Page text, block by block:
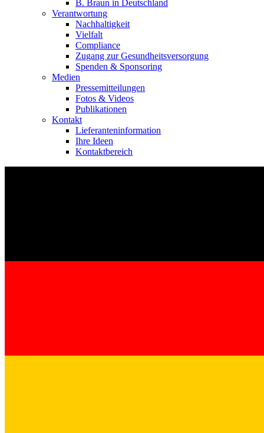
B. Braun in Deutschland
Verantwortung
Nachhaltigkeit
Vielfalt
Compliance
Zugang zur Gesundheitsversorgung
Spenden & Sponsoring
Medien
Pressemitteilungen
Fotos & Videos
Publikationen
Kontakt
Lieferanteninformation
Ihre Ideen
Kontaktbereich